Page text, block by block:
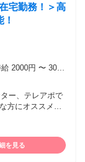
を持って働ける
ある方 ・toBの
て働きたい方 ・
宅勤務！＞高
2000円 〜 3000
ー、テレアポで
方 ✅ BtoC商材
ウンド架電経験
を見る